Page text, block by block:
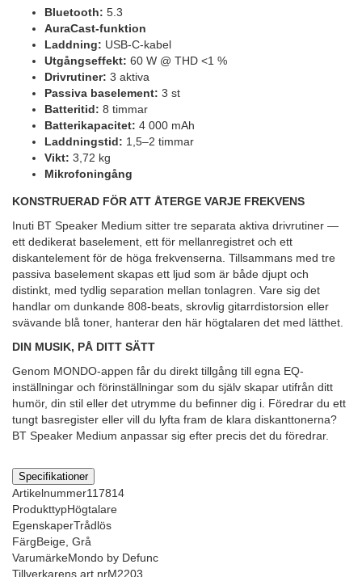
Bluetooth: 5.3
AuraCast-funktion
Laddning: USB-C-kabel
Utgångseffekt: 60 W @ THD <1 %
Drivrutiner: 3 aktiva
Passiva baselement: 3 st
Batteritid: 8 timmar
Batterikapacitet: 4 000 mAh
Laddningstid: 1,5–2 timmar
Vikt: 3,72 kg
Mikrofoningång
KONSTRUERAD FÖR ATT ÅTERGE VARJE FREKVENS
Inuti BT Speaker Medium sitter tre separata aktiva drivrutiner —
ett dedikerat baselement, ett för mellanregistret och ett
diskantelement för de höga frekvenserna. Tillsammans med tre
passiva baselement skapas ett ljud som är både djupt och
distinkt, med tydlig separation mellan tonlagren. Vare sig det
handlar om dunkande 808-beats, skrovlig gitarrdistorsion eller
svävande blå toner, hanterar den här högtalaren det med lätthet.
DIN MUSIK, PÅ DITT SÄTT
Genom MONDO-appen får du direkt tillgång till egna EQ-
inställningar och förinställningar som du själv skapar utifrån ditt
humör, din stil eller det utrymme du befinner dig i. Föredrar du ett
tungt basregister eller vill du lyfta fram de klara diskanttonerna?
BT Speaker Medium anpassar sig efter precis det du föredrar.
Specifikationer
Artikelnummer117814
ProdukttypHögtalare
EgenskaperTrådlös
FärgBeige, Grå
VarumärkeMondo by Defunc
Tillverkarens art nrM2203